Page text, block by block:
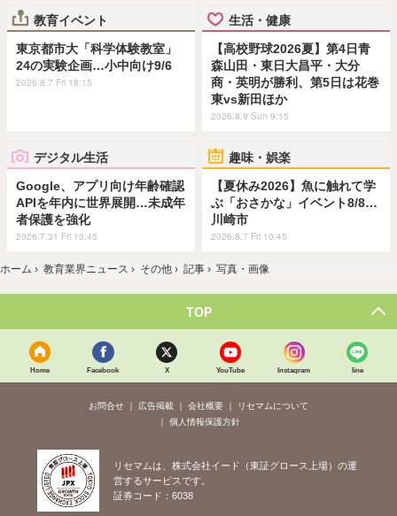
教育イベント
東京都市大「科学体験教室」
24の実験企画…小中向け9/6
2026.8.7 Fri 18:15
生活・健康
【高校野球2026夏】第4日青
森山田・東日大昌平・大分
商・英明が勝利、第5日は花巻
東vs新田ほか
2026.8.9 Sun 9:15
デジタル生活
Google、アプリ向け年齢確認
APIを年内に世界展開…未成年
者保護を強化
2026.7.31 Fri 13:45
趣味・娯楽
【夏休み2026】魚に触れて学
ぶ「おさかな」イベント8/8…
川崎市
2026.8.7 Fri 10:45
ホーム › 教育業界ニュース › その他 › 記事 › 写真・画像
TOP
Home Facebook X YouTube Instagram line
お問合せ 広告掲載 会社概要
リセマムについて
個人情報保護方針
リセマムは、株式会社イード（東証グロース上場）の運
営するサービスです。
証券コード：6038